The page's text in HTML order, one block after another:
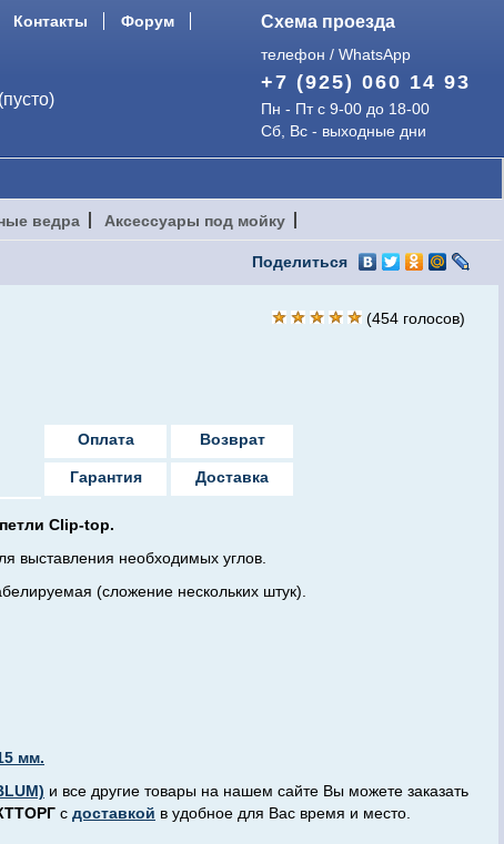
Контакты Форум Схема проезда
(пусто)
телефон / WhatsApp
+7 (925) 060 14 93
Пн - Пт с 9-00 до 18-00
Сб, Вс - выходные дни
ведра Аксессуары под мойку
Поделиться
(454 голосов)
Оплата Возврат
Гарантия Доставка
Clip-top.
выставления необходимых углов.
(сложение нескольких штук).
мм.
и все другие товары на нашем сайте Вы можете заказать
с доставкой в удобное для Вас время и место.